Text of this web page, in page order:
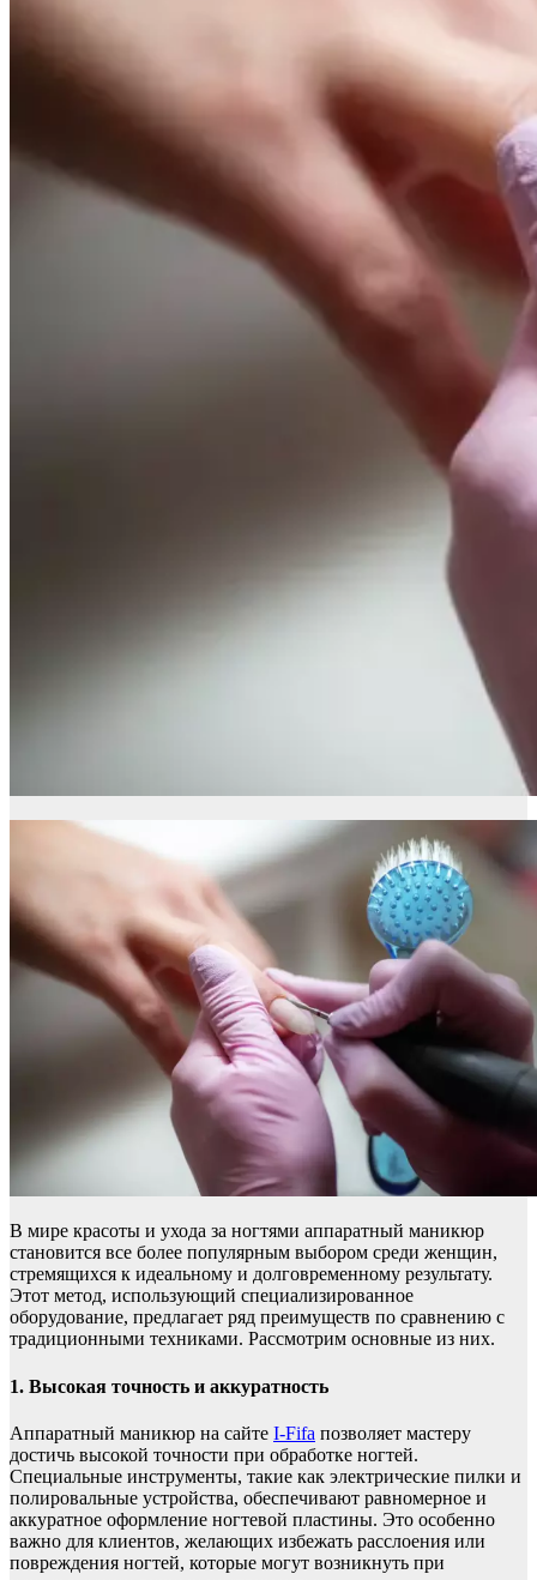
В мире красоты и ухода за ногтями аппаратный маникюр
становится все более популярным выбором среди женщин,
стремящихся к идеальному и долговременному результату.
Этот метод, использующий специализированное
оборудование, предлагает ряд преимуществ по сравнению с
традиционными техниками. Рассмотрим основные из них.
1. Высокая точность и аккуратность
Аппаратный маникюр на сайте I-Fifa позволяет мастеру
достичь высокой точности при обработке ногтей.
Специальные инструменты, такие как электрические пилки и
полировальные устройства, обеспечивают равномерное и
аккуратное оформление ногтевой пластины. Это особенно
важно для клиентов, желающих избежать расслоения или
повреждения ногтей, которые могут возникнуть при